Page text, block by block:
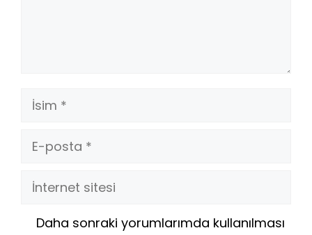
İsim
E-
İnternet
Daha sonraki yorumlarımda kullanılması